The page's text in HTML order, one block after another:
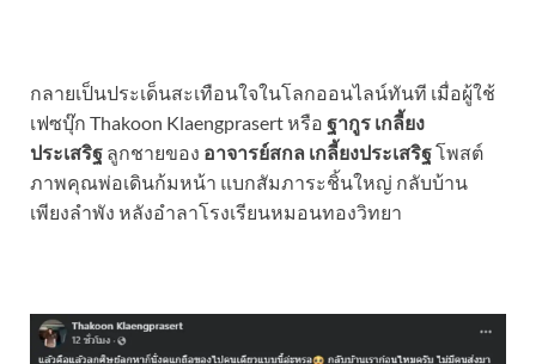
กลายเป็นประเด็นสะเทือนใจในโลกออนไลน์ทันที เมื่อผู้ใช้
เฟซบุ๊ก Thakoon Klaengprasert หรือ ฐากูร เกลี้ยง
ประเสริฐ ลูกชายของ อาจารย์สกล เกลี้ยงประเสริฐโพสต์
ภาพคุณพ่อเดินก้มหน้า แบกสัมภาระชิ้นใหญ่ กลับบ้าน
เพียงลำพัง หลังอำลาโรงเรียนหมอนทองวิทยา